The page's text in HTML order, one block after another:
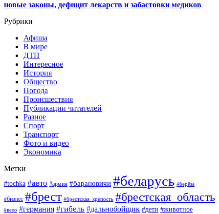
новые законы, дефицит лекарств и забастовки медиков
Рубрики
Афиша
В мире
ДТП
Интересное
История
Общество
Погода
Происшествия
Публикации читателей
Разное
Спорт
Транспорт
Фото и видео
Экономика
Метки
#tochka #авто #армия #барановичи #беларусь #берёза
#бизнес #брест #брестская_крепость #брестская_область
#вело #германия #гибель #дальнобойщик #дети #животное